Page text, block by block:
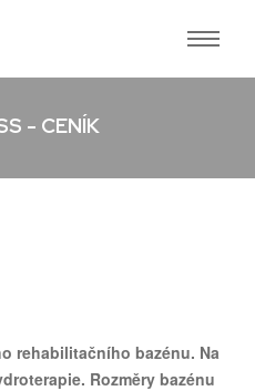
- CENÍK
rehabilitačního bazénu. Na
Rozměry bazénu